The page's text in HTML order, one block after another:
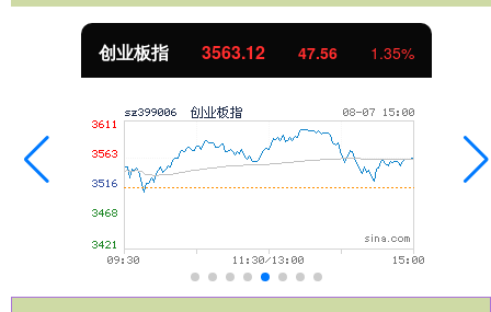
创业板指 3563.12 47.56 1.35%